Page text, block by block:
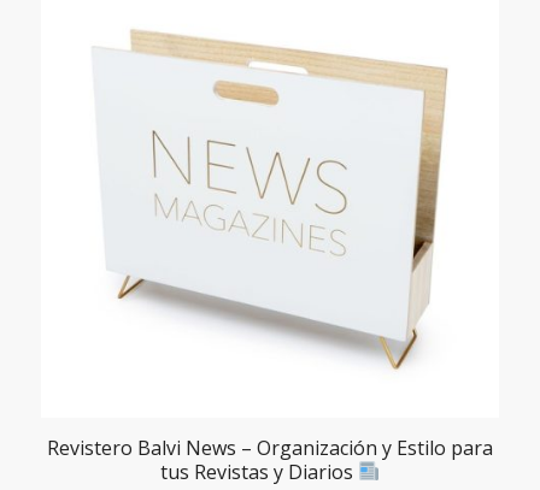
Revistero Balvi News – Organización y Estilo para
tus Revistas y Diarios